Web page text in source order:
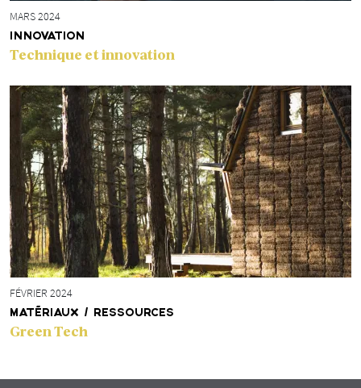
MARS 2024
INNOVATION
Technique et innovation
FÉVRIER 2024
MATÉRIAUX / RESSOURCES
Green Tech